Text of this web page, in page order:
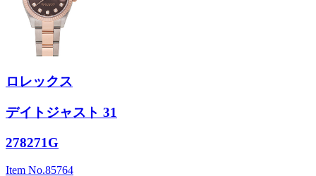
ロレックス
デイトジャスト 31
278271G
Item No.85764